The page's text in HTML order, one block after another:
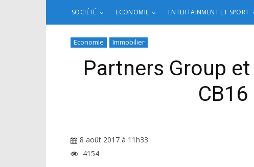
SOCIÉTÉ ECONOMIE ENTERTAINMENT ET SPORT
Economie Immobilier
Partners Group
8 août 2017 à 11h33
4154